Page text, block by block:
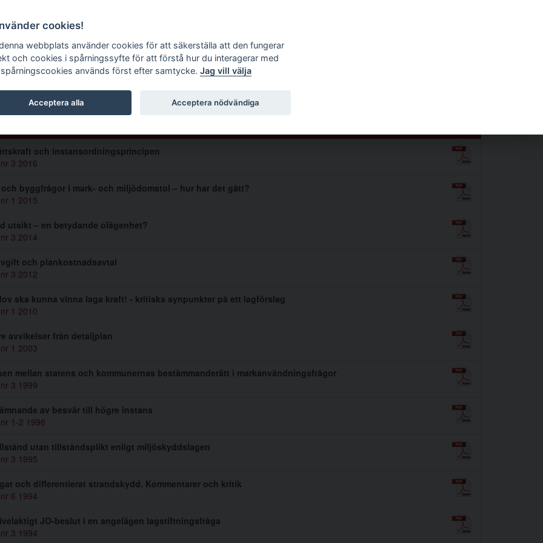
tidskrift
Otto Lindberg
och instansordningsprincipen
3 2016
och byggfrågor i mark- och miljödomstol – hur har det gått?
1 2015
utsikt – en betydande olägenhet?
3 2014
och plankostnadsavtal
3 2012
ska kunna vinna laga kraft! - kritiska synpunkter på ett lagförslag
1 2010
avvikelser från detaljplan
1 2003
mellan statens och kommunernas bestämmanderätt i markanvändningsfrågor
3 1999
av besvär till högre instans
1-2 1996
utan tillståndsplikt enligt miljöskyddslagen
3 1995
och differentierat strandskydd. Kommentarer och kritik
6 1994
JO-beslut i en angelägen lagstiftningsfråga
3 1994
cookies!
webbplats använder cookies för att säkerställa att den fungerar
och cookies i spårningssyfte för att förstå hur du interagerar med
används först efter samtycke. Jag vill välja
Acceptera alla Acceptera nödvändiga